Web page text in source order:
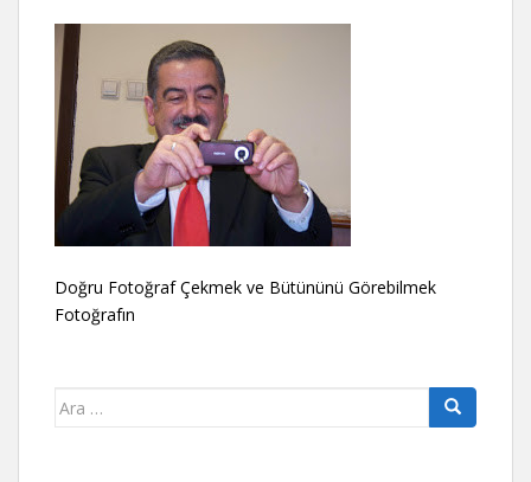
Doğru Fotoğraf Çekmek ve Bütününü Görebilmek
Fotoğrafın
Arama